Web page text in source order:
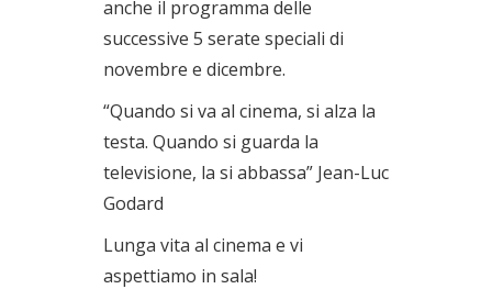
anche il programma delle
successive 5 serate speciali di
novembre e dicembre.
“Quando si va al cinema, si alza la
testa. Quando si guarda la
televisione, la si abbassa” Jean-Luc
Godard
Lunga vita al cinema e vi
aspettiamo in sala!